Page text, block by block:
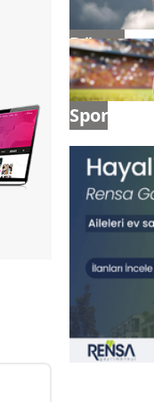
Dünya
Spor